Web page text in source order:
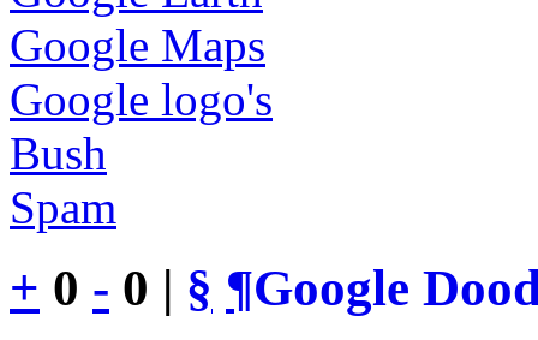
Google Maps
Google logo's
Bush
Spam
+ 0 - 0 | § ¶Google